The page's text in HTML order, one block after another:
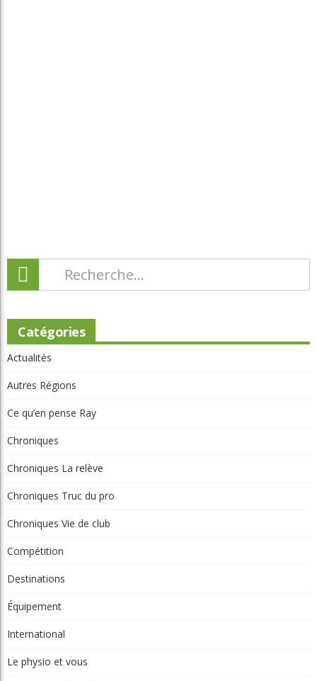
Catégories
Actualités
Autres Régions
Ce qu’en pense Ray
Chroniques
Chroniques La relève
Chroniques Truc du pro
Chroniques Vie de club
Compétition
Destinations
Équipement
International
Le physio et vous